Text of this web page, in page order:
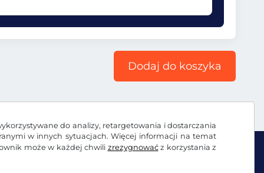
do analizy, retargetowania i dostarczania
w innych sytuacjach. Więcej informacji na temat
może w każdej chwili zrezygnowaćz korzystania z
Dodaj do koszyka